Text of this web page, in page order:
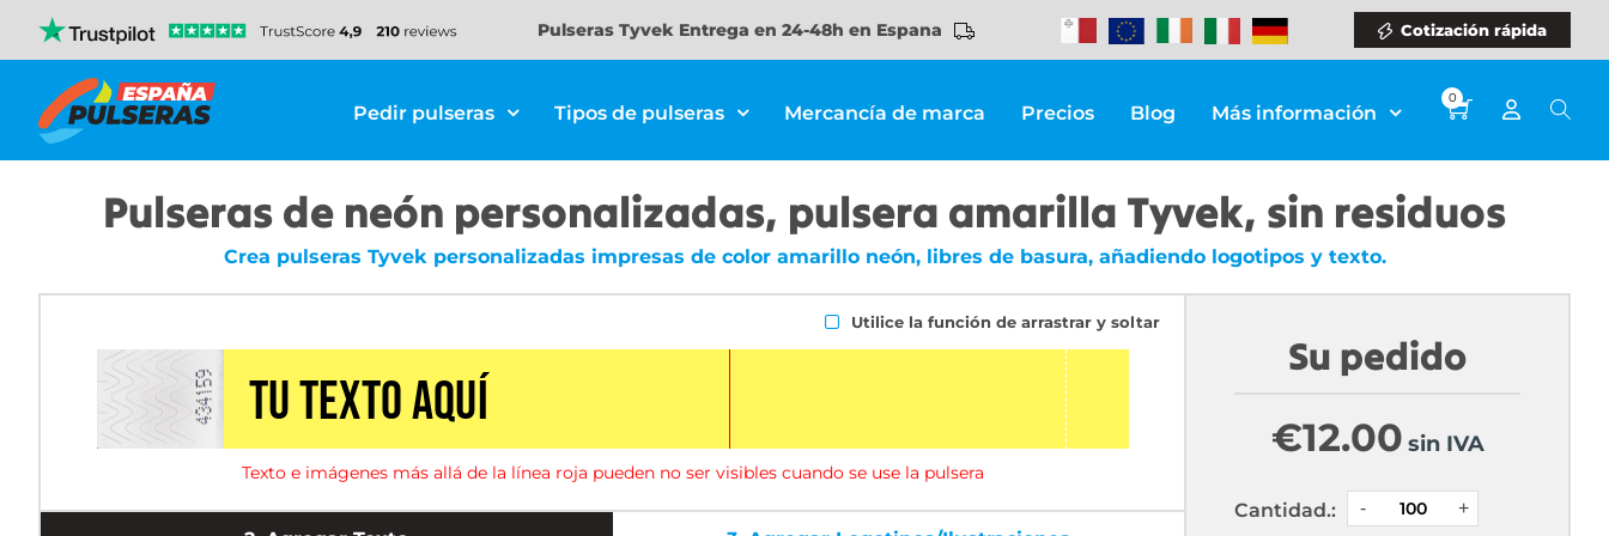
Pulseras Tyvek Entrega en 24-48h en Espana Cotización rápida
Pedir pulseras Tipos de pulseras Mercancía de marca Precios Blog Más información
0
Pulseras de neón personalizadas, pulsera amarilla Tyvek, sin residuos
Crea pulseras Tyvek personalizadas impresas de color amarillo neón, libres de basura, añadiendo logotipos y texto.
Utilice la función de arrastrar y soltar
Texto e imágenes más allá de la línea roja pueden no ser visibles cuando se use la pulsera
Su pedido
€12.00 sin IVA
Cantidad.: